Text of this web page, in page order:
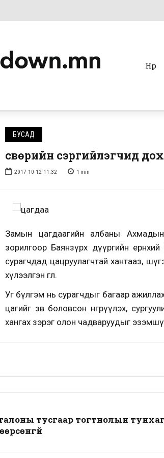
Нүүр
БУСАД
Өсвөрийн сэргийлэгчид
2017-10-12 11:32 1 min
Замын цагдаагийн албаны Ахмадын
зорилгоор Баянзүрх дүүргийн
сурагчдад цацруулагчтай хантааз,
хүлээлгэн өглөө.
Уг бүлгэм нь сурагчдыг багаар
цагийг зөв боловсон өнгөрүүлэх,
хангах зэрэг олон чадваруудыг
тусгаар тогтнолын